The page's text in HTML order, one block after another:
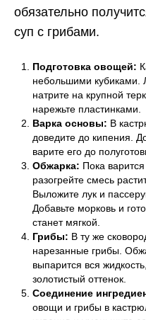
обязательно
суп с грибами.
Подготовка овощей:
небольшими кубиками.
натрите на крупной
нарежьте пластинками.
Варка основы: В
доведите до кипения.
варите его до
Обжарка: Пока
разогрейте смесь
Выложите лук и
Добавьте морковь и
станет мягкой.
Грибы: В ту же
нарезанные грибы.
выпарится вся
золотистый оттенок.
Соединение
овощи и грибы в